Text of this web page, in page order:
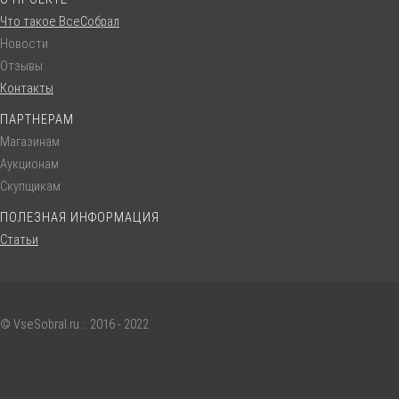
Что такое ВсеСобрал
Новости
Отзывы
Контакты
ПАРТНЕРАМ
Магазинам
Аукционам
Скупщикам
ПОЛЕЗНАЯ ИНФОРМАЦИЯ
Статьи
© VseSobral.ru :: 2016 - 2022